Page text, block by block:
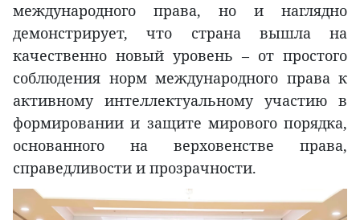
международного права, но и наглядно
демонстрирует, что страна вышла на
качественно новый уровень – от простого
соблюдения норм международного права к
активному интеллектуальному участию в
формировании и защите мирового порядка,
основанного на верховенстве права,
справедливости и прозрачности.